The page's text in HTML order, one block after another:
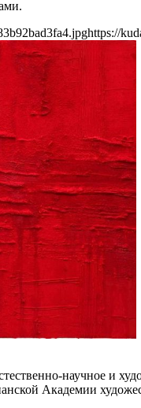
https://
научное и
Академии